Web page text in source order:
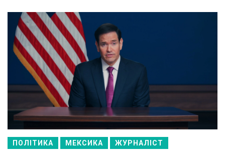
ПОЛІТИКА МЕКСИКА ЖУРНАЛІСТ